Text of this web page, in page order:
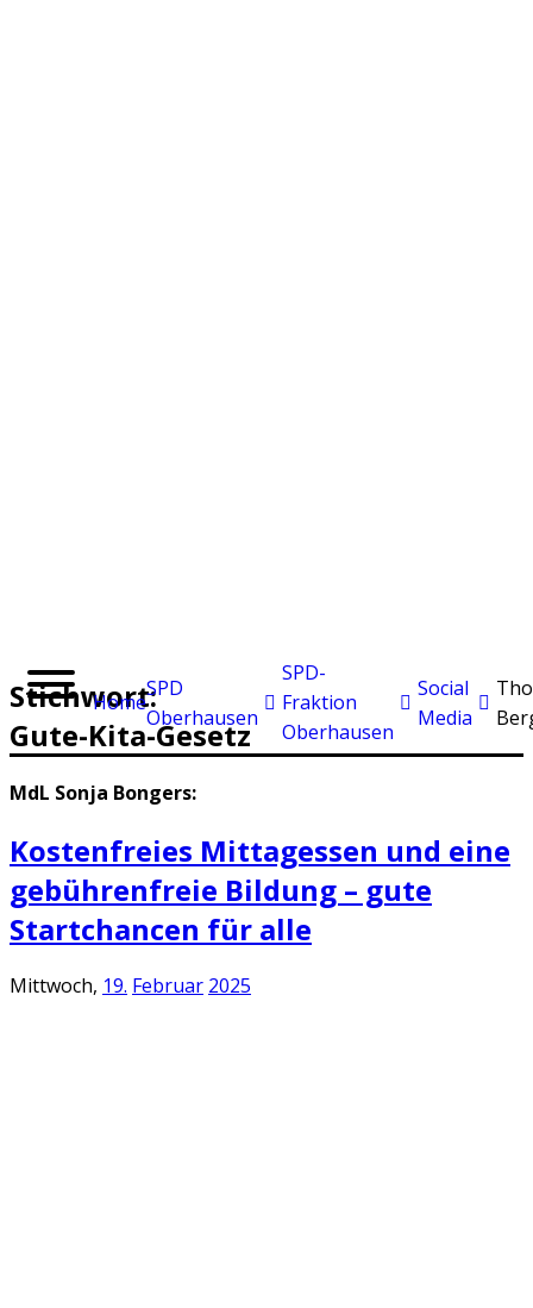
Home
SPD
Oberhausen
SPD-
Fraktion
Oberhausen
Social
Media
Stichwort:
Gute-Kita-Gesetz
MdL Sonja Bongers:
Kostenfreies Mittagessen und eine
gebührenfreie Bildung – gute
Startchancen für alle
Mittwoch, 19. Februar 2025